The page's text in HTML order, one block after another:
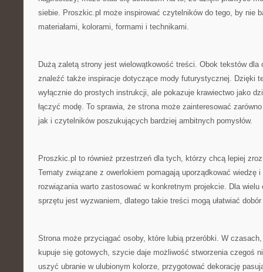
siebie. Proszkic.pl może inspirować czytelników do tego, by nie
materiałami, kolorami, formami i technikami.
Dużą zaletą strony jest wielowątkowość treści. Obok tekstów
znaleźć także inspiracje dotyczące mody futurystycznej. Dzięki
wyłącznie do prostych instrukcji, ale pokazuje krawiectwo jako
łączyć modę. To sprawia, że strona może zainteresować
jak i czytelników poszukujących bardziej ambitnych pomysłów.
Proszkic.pl to również przestrzeń dla tych, którzy chcą lepiej
Tematy związane z owerlokiem pomagają uporządkować wiedzę
rozwiązania warto zastosować w konkretnym projekcie. Dla wielu
sprzętu jest wyzwaniem, dlatego takie treści mogą ułatwiać
Strona może przyciągać osoby, które lubią przeróbki. W
kupuje się gotowych, szycie daje możliwość stworzenia czegoś
uszyć ubranie w ulubionym kolorze, przygotować dekorację